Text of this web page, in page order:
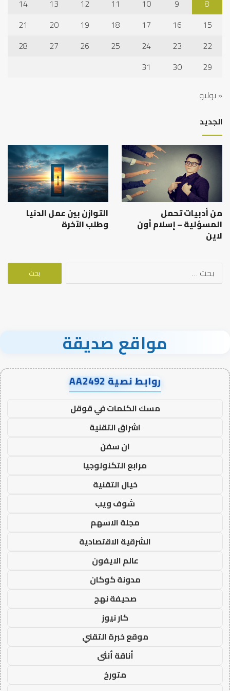
8
9
10
11
12
13
14
15
16
17
18
19
20
21
22
23
24
25
26
27
28
29
30
31
« يوليو
الجديد
من أدبيات تحمل
المسؤلية – إسلام أون
لاين
التوازن بين عمل الدنيا
وطلب الآخرة
البحث
مواقع صديقة
روابط نصية AA2492
مسك الكلمات في قوقل
اشراق التقنية
ان سفن
مرابع التكنولوجيا
خيال التقنية
شوف ويب
مجلة الاسهم
الشرقية الاقتصادية
عالم الايفون
مدونة كوكان
صحيفة نهج
كار نيوز
موقع خبرة التقني
أناقة أنثى
متورخ